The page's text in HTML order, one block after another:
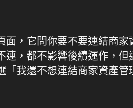
面，它問你要不要連結商家
連，都不影響後續運作，但
「我還不想連結商家資產管